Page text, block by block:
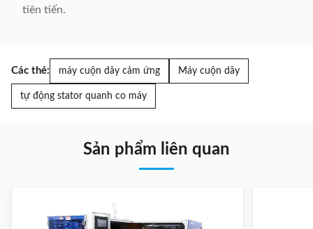
tiên tiến.
Các thẻ: máy cuộn dây cảm ứng Máy cuộn dây
tự động stator quanh co máy
Sản phẩm liên quan